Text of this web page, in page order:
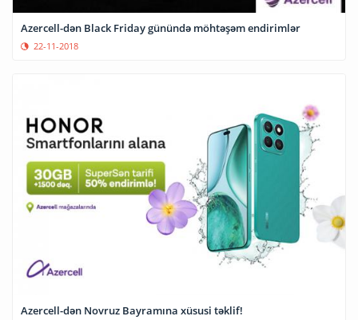
Azercell-dən Black Friday günündə möhtəşəm endirimlər
22-11-2018
Azercell-dən Novruz Bayramına xüsusi təklif!